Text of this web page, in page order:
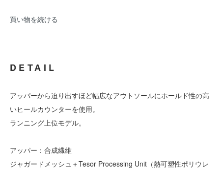
買い物を続ける
DETAIL
アッパーから迫り出すほど幅広なアウトソールにホールド性の高
いヒールカウンターを使用。
ランニング上位モデル。
アッパー：合成繊維
ジャガードメッシュ＋Tesor Processing Unit（熱可塑性ポリウレ